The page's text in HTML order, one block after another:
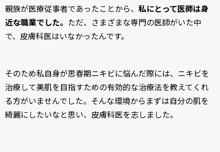
親族が医療従事者であったことから、 私にとって医師は身
近な職業でした。
ただ、さまざまな専門の医師がいた中
で、皮膚科医はいなかったんです。
そのため私自身が思春期ニキビに悩んだ際には、ニキビを
治療して美肌を目指すための有効的な治療法を教えてくれ
る方がいませんでした。そんな環境からまずは自分の肌を
綺麗にしたいなと思い、皮膚科医を志しました。